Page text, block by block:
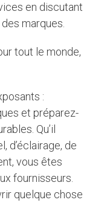
en discutant
marques.
tout le monde,
:
et préparez-
Qu’il
d’éclairage, de
vous êtes
fournisseurs.
quelque chose